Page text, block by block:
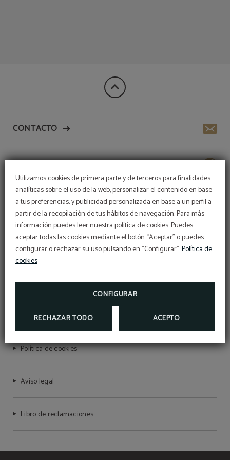
Utilizamos cookies de primera parte y de terceros para finalidades
analíticas sobre el uso de la web, personalizar el contenido en base
a tus preferencias, y publicidad personalizada en base a un perfil a
partir de la recopilación de tus hábitos de navegación. Para más
información puedes leer nuestra política de cookies. Puedes
aceptar todas las cookies mediante el botón “Aceptar” o puedes
configurar o rechazar su uso pulsando en “Configurar”.Política de
cookies
CONFIGURAR
RECHAZAR TODO ACEPTO
CONTACTO
SERVICIOS
MERAPRIME GOLD DESIGN HOTEL
Política de privacidad
Política de cookies
Aviso legal
Libro de reclamaciones